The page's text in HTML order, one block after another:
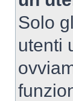
Solo
utenti